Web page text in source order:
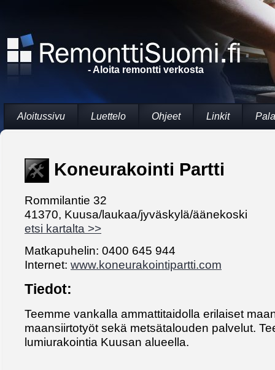
- Aloita remontti verkosta
Aloitussivu Luettelo Ohjeet Linkit
Koneurakointi Partti
Rommilantie 32
41370, Kuusa/laukaa/jyväskylä/äänekoski
etsi kartalta >>
Matkapuhelin: 0400 645 944
Internet: www.koneurakointipartti.com
Tiedot:
Teemme vankalla ammattitaidolla erilaiset
maansiirtotyöt sekä metsätalouden palvelut.
lumiurakointia Kuusan alueella.